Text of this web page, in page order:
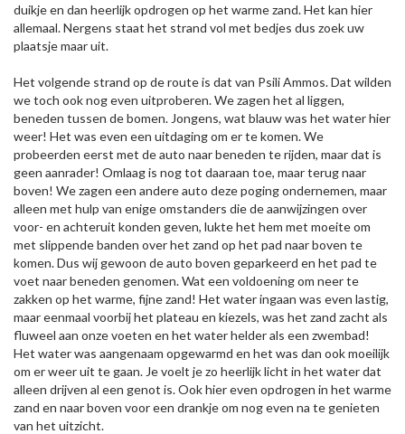
duikje en dan heerlijk opdrogen op het warme zand. Het kan hier
allemaal. Nergens staat het strand vol met bedjes dus zoek uw
plaatsje maar uit.
Het volgende strand op de route is dat van Psili Ammos. Dat wilden
we toch ook nog even uitproberen. We zagen het al liggen,
beneden tussen de bomen. Jongens, wat blauw was het water hier
weer! Het was even een uitdaging om er te komen. We
probeerden eerst met de auto naar beneden te rijden, maar dat is
geen aanrader! Omlaag is nog tot daaraan toe, maar terug naar
boven! We zagen een andere auto deze poging ondernemen, maar
alleen met hulp van enige omstanders die de aanwijzingen over
voor- en achteruit konden geven, lukte het hem met moeite om
met slippende banden over het zand op het pad naar boven te
komen. Dus wij gewoon de auto boven geparkeerd en het pad te
voet naar beneden genomen. Wat een voldoening om neer te
zakken op het warme, fijne zand! Het water ingaan was even lastig,
maar eenmaal voorbij het plateau en kiezels, was het zand zacht als
fluweel aan onze voeten en het water helder als een zwembad!
Het water was aangenaam opgewarmd en het was dan ook moeilijk
om er weer uit te gaan. Je voelt je zo heerlijk licht in het water dat
alleen drijven al een genot is. Ook hier even opdrogen in het warme
zand en naar boven voor een drankje om nog even na te genieten
van het uitzicht.